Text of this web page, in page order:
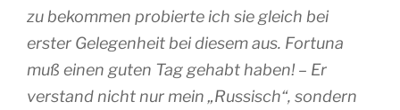
zu bekommen probierte ich sie gleich bei
erster Gelegenheit bei diesem aus. Fortuna
muß einen guten Tag gehabt haben! – Er
verstand nicht nur mein „Russisch“, sondern